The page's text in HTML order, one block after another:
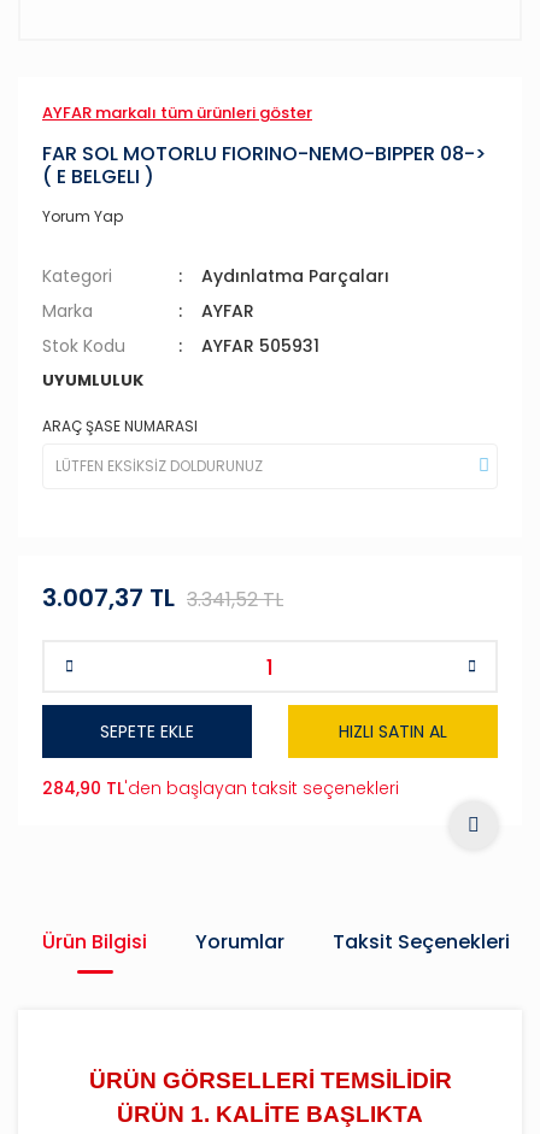
AYFAR markalı tüm ürünleri göster
FAR SOL MOTORLU FIORINO-NEMO-BIPPER 08->
( E BELGELI )
Yorum Yap
Kategori
Aydınlatma Parçaları
Marka
AYFAR
Stok Kodu
AYFAR 505931
UYUMLULUK
ARAÇ ŞASE NUMARASI
3.007,37 TL 3.341,52 TL
SEPETE EKLE HIZLI SATIN AL
284,90 TL'den başlayan taksit seçenekleri
Ürün Bilgisi Yorumlar Taksit Seçenekleri
ÜRÜN GÖRSELLERİ TEMSİLİDİR
ÜRÜN 1. KALİTE BAŞLIKTA